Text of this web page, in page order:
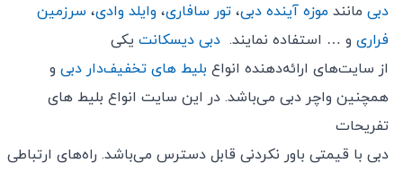
دبی مانند موزه آینده دبی، تور سافاری، وایلد وادی، سرزمین
فراری و … استفاده نمایند. دبی دیسکانت یکی
از سایت‌های ارائه‌دهنده انواع بلیط های تخفیف‌دار دبی و
همچنین واچر دبی می‌باشد. در این سایت انواع بلیط های
تفریحات
دبی با قیمتی باور نکردنی قابل دسترس می‌باشد. راه‌های ارتباطی